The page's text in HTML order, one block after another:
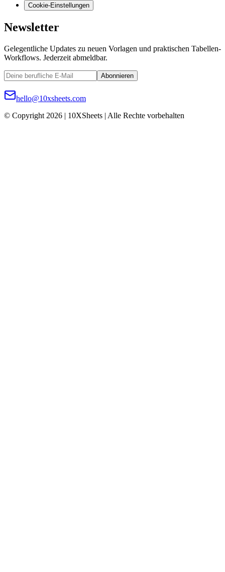
Cookie-Einstellungen
Newsletter
Gelegentliche Updates zu neuen Vorlagen und praktischen Tabellen-
Workflows. Jederzeit abmeldbar.
Abonnieren
hello@10xsheets.com
© Copyright 2026 | 10XSheets | Alle Rechte vorbehalten